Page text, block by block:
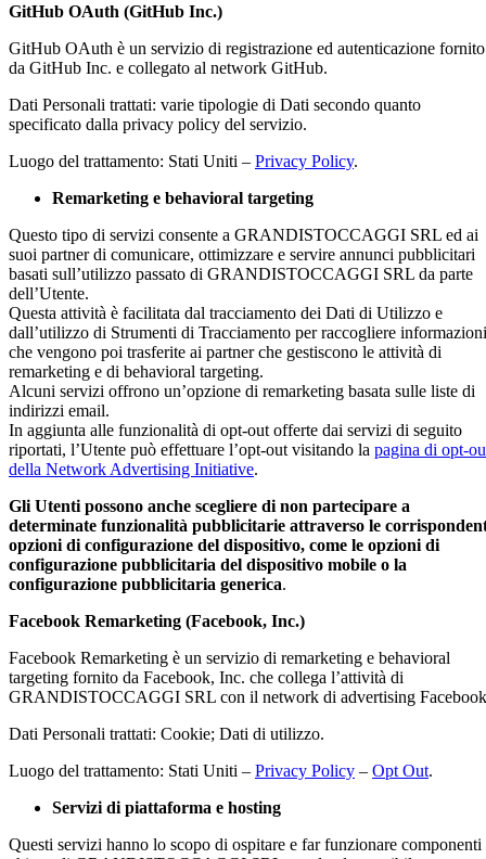
GitHub OAuth (GitHub Inc.)
GitHub OAuth è un servizio di registrazione ed autenticazione fornito
da GitHub Inc. e collegato al network GitHub.
Dati Personali trattati: varie tipologie di Dati secondo quanto
specificato dalla privacy policy del servizio.
Luogo del trattamento: Stati Uniti – Privacy Policy.
Remarketing e behavioral targeting
Questo tipo di servizi consente a GRANDISTOCCAGGI SRL ed ai
suoi partner di comunicare, ottimizzare e servire annunci pubblicitari
basati sull’utilizzo passato di GRANDISTOCCAGGI SRL da parte
dell’Utente.
Questa attività è facilitata dal tracciamento dei Dati di Utilizzo e
dall’utilizzo di Strumenti di Tracciamento per raccogliere informazioni
che vengono poi trasferite ai partner che gestiscono le attività di
remarketing e di behavioral targeting.
Alcuni servizi offrono un’opzione di remarketing basata sulle liste di
indirizzi email.
In aggiunta alle funzionalità di opt-out offerte dai servizi di seguito
riportati, l’Utente può effettuare l’opt-out visitando la pagina di opt-
della Network Advertising Initiative.
Gli Utenti possono anche scegliere di non partecipare a
determinate funzionalità pubblicitarie attraverso le
opzioni di configurazione del dispositivo, come le opzioni di
configurazione pubblicitaria del dispositivo mobile o la
configurazione pubblicitaria generica.
Facebook Remarketing (Facebook, Inc.)
Facebook Remarketing è un servizio di remarketing e behavioral
targeting fornito da Facebook, Inc. che collega l’attività di
GRANDISTOCCAGGI SRL con il network di advertising
Dati Personali trattati: Cookie; Dati di utilizzo.
Luogo del trattamento: Stati Uniti – Privacy Policy – Opt Out.
Servizi di piattaforma e hosting
Questi servizi hanno lo scopo di ospitare e far funzionare componenti